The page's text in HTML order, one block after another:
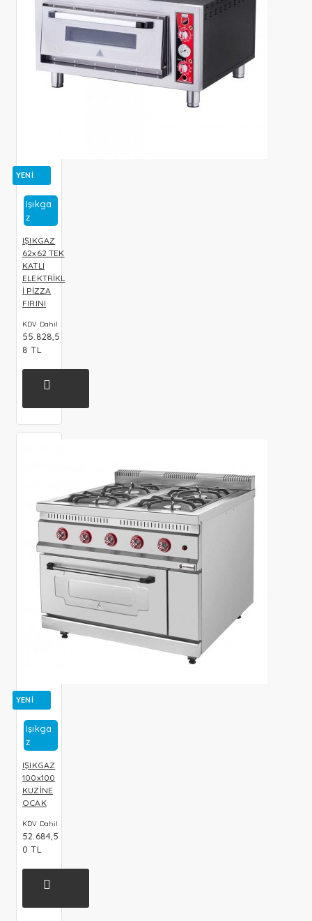
YENI
Işıkga
Z
IŞIKGAZ
62x62 TEK
KATLI
ELEKTRİKL
İ PİZZA
FIRINI
KDV Dahil
55.828,5
8 TL
YENI
Işıkga
Z
IŞIKGAZ
100x100
KUZİNE
OCAK
KDV Dahil
52.684,5
0 TL